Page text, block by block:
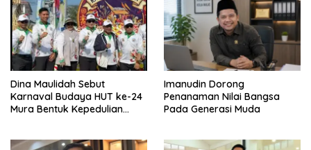
Dina Maulidah Sebut
Karnaval Budaya HUT ke-24
Mura Bentuk Kepedulian
Imanudin Dorong
Penanaman Nilai Bangsa
Pada Generasi Muda